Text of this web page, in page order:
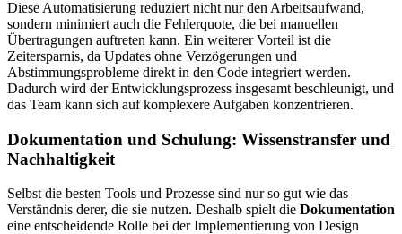
Diese Automatisierung reduziert nicht nur den Arbeitsaufwand,
sondern minimiert auch die Fehlerquote, die bei manuellen
Übertragungen auftreten kann. Ein weiterer Vorteil ist die
Zeitersparnis, da Updates ohne Verzögerungen und
Abstimmungsprobleme direkt in den Code integriert werden.
Dadurch wird der Entwicklungsprozess insgesamt beschleunigt, und
das Team kann sich auf komplexere Aufgaben konzentrieren.
Dokumentation und Schulung: Wissenstransfer und
Nachhaltigkeit
Selbst die besten Tools und Prozesse sind nur so gut wie das
Verständnis derer, die sie nutzen. Deshalb spielt die Dokumentation
eine entscheidende Rolle bei der Implementierung von Design